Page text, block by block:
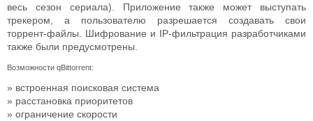
весь сезон сериала). Приложение также может выступать
трекером, а пользователю разрешается создавать свои
торрент-файлы. Шифрование и IP-фильтрация разработчиками
также были предусмотрены.
Возможности qBittorrent:
встроенная поисковая система
расстановка приоритетов
ограничение скорости